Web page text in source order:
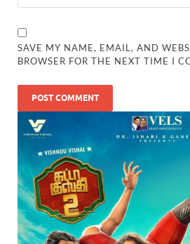
SAVE MY NAME, EMAIL, AND
BROWSER FOR THE NEXT TIME I